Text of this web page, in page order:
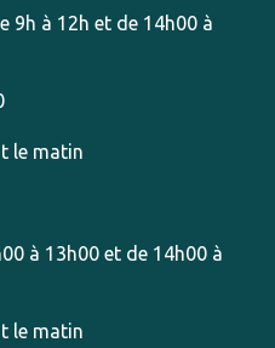
9h à 12h et de 14h00 à
le matin
à 13h00 et de 14h00 à
le matin